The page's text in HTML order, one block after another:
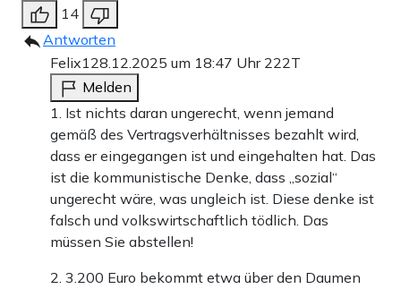
14
Antworten
Felix128.12.2025 um 18:47 Uhr 222T
Melden
1. Ist nichts daran ungerecht, wenn jemand
gemäß des Vertragsverhältnisses bezahlt wird,
dass er eingegangen ist und eingehalten hat. Das
ist die kommunistische Denke, dass „sozial“
ungerecht wäre, was ungleich ist. Diese denke ist
falsch und volkswirtschaftlich tödlich. Das
müssen Sie abstellen!
2. 3.200 Euro bekommt etwa über den Daumen